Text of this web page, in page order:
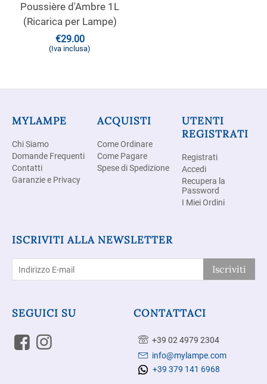
Poussière d'Ambre 1L
(Ricarica per Lampe)
€29.00
(Iva inclusa)
MYLAMPE
Chi Siamo
Domande Frequenti
Contatti
Garanzie e Privacy
ACQUISTI
Come Ordinare
Come Pagare
Spese di Spedizione
UTENTI
REGISTRATI
Registrati
Accedi
Recupera la
Password
I Miei Ordini
ISCRIVITI ALLA NEWSLETTER
Iscriviti
SEGUICI SU CONTATTACI
+39 02 4979 2304
info@mylampe.com
+39 379 141 6968